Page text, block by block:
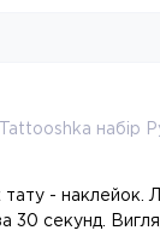
набір
- наклейок.
30 секунд.